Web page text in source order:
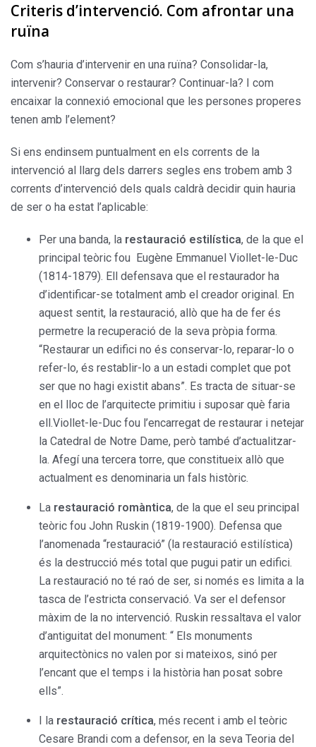
Criteris d’intervenció. Com afrontar una
ruïna
Com s’hauria d’intervenir en una ruïna? Consolidar-la,
intervenir? Conservar o restaurar? Continuar-la? I com
encaixar la connexió emocional que les persones properes
tenen amb l’element?
Si ens endinsem puntualment en els corrents de la
intervenció al llarg dels darrers segles ens trobem amb 3
corrents d’intervenció dels quals caldrà decidir quin hauria
de ser o ha estat l’aplicable:
Per una banda, la restauració estilística, de la que el
principal teòric fou Eugène Emmanuel Viollet-le-Duc
(1814-1879). Ell defensava que el restaurador ha
d’identificar-se totalment amb el creador original. En
aquest sentit, la restauració, allò que ha de fer és
permetre la recuperació de la seva pròpia forma.
“Restaurar un edifici no és conservar-lo, reparar-lo o
refer-lo, és restablir-lo a un estadi complet que pot
ser que no hagi existit abans”. Es tracta de situar-se
en el lloc de l’arquitecte primitiu i suposar què faria
ell.Viollet-le-Duc fou l’encarregat de restaurar i netejar
la Catedral de Notre Dame, però també d’actualitzar-
la. Afegí una tercera torre, que constitueix allò que
actualment es denominaria un fals històric.
La restauració romàntica, de la que el seu principal
teòric fou John Ruskin (1819-1900). Defensa que
l’anomenada “restauració” (la restauració estilística)
és la destrucció més total que pugui patir un edifici.
La restauració no té raó de ser, si només es limita a la
tasca de l’estricta conservació. Va ser el defensor
màxim de la no intervenció. Ruskin ressaltava el valor
d’antiguitat del monument: “ Els monuments
arquitectònics no valen por si mateixos, sinó per
l’encant que el temps i la història han posat sobre
ells”.
I la restauració crítica, més recent i amb el teòric
Cesare Brandi com a defensor, en la seva Teoria del